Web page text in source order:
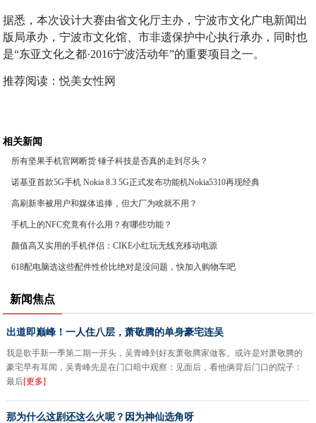
据悉，本次设计大赛由省文化厅主办，宁波市文化广电新闻出
版局承办，宁波市文化馆、市非遗保护中心执行承办，同时也
是“东亚文化之都·2016宁波活动年”的重要项目之一。
推荐阅读：悦美女性网
相关新闻
所有坚果手机官网断货 锤子科技是否真的走到尽头？
诺基亚首款5G手机 Nokia 8.3 5G正式发布功能机Nokia5310再现经典
高刷新率被用户和媒体追捧，但大厂为啥就不用？
手机上的NFC究竟有什么用？有哪些功能？
颜值高又实用的手机伴侣：CIKE小红玩无线充移动电源
618配电脑选这些配件性价比绝对是没问题，快加入购物车吧
新闻焦点
出道即巅峰！一人住八层，萧敬腾的单身豪宅连吴
我是歌手新一季第二期一开头，吴青峰到好友萧敬腾家做客。或许是对萧敬腾的
豪宅早有耳闻，吴青峰先是在门口暗中观察：见面后，看他俩背后门口的院子：
最后[更多]
那为什么这剧还这么火呢？因为神仙选角呀